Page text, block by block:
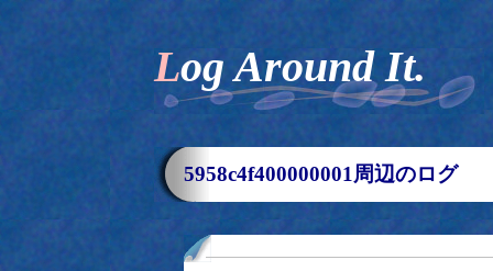
Log Around It.
5958c4f400000001周辺のログ